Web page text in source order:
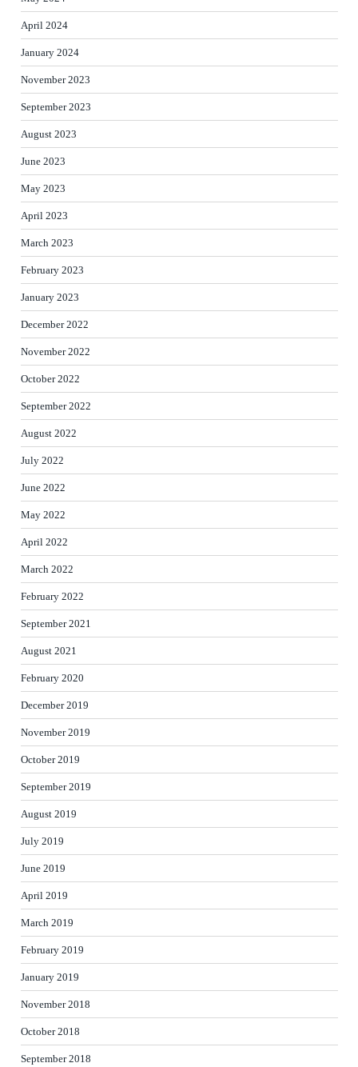
April 2024
January 2024
November 2023
September 2023
August 2023
June 2023
May 2023
April 2023
March 2023
February 2023
January 2023
December 2022
November 2022
October 2022
September 2022
August 2022
July 2022
June 2022
May 2022
April 2022
March 2022
February 2022
September 2021
August 2021
February 2020
December 2019
November 2019
October 2019
September 2019
August 2019
July 2019
June 2019
April 2019
March 2019
February 2019
January 2019
November 2018
October 2018
September 2018